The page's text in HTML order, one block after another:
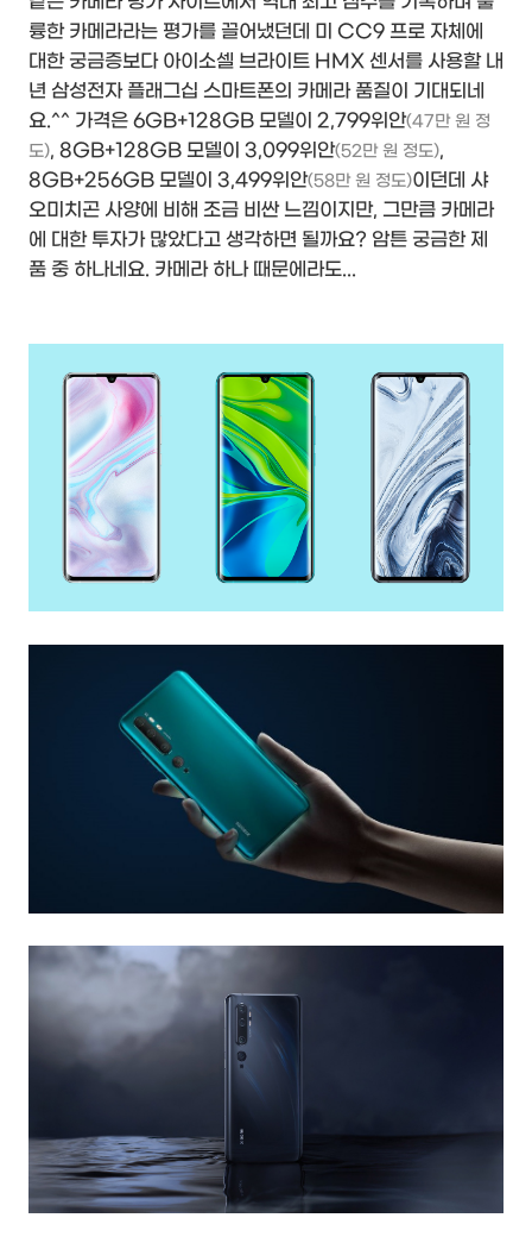
륭한 카메라라는 평가를 끌어냈던데 미 CC9 프로 자체에
대한 궁금증보다 아이소셀 브라이트 HMX 센서를 사용할 내
년 삼성전자 플래그십 스마트폰의 카메라 품질이 기대되네
요.^^ 가격은 6GB+128GB 모델이 2,799위안(47만 원 정
도), 8GB+128GB 모델이 3,099위안(52만 원 정도),
8GB+256GB 모델이 3,499위안(58만 원 정도)이던데 샤
오미치곤 사양에 비해 조금 비싼 느낌이지만, 그만큼 카메라
에 대한 투자가 많았다고 생각하면 될까요? 암튼 궁금한 제
품 중 하나네요. 카메라 하나 때문에라도...